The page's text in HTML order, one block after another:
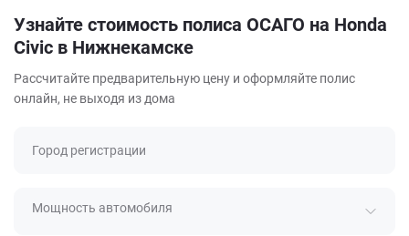
Узнайте стоимость полиса ОСАГО на Honda
Civic в Нижнекамске
Рассчитайте предварительную цену и оформляйте полис
онлайн, не выходя из дома
Город регистрации
Мощность автомобиля